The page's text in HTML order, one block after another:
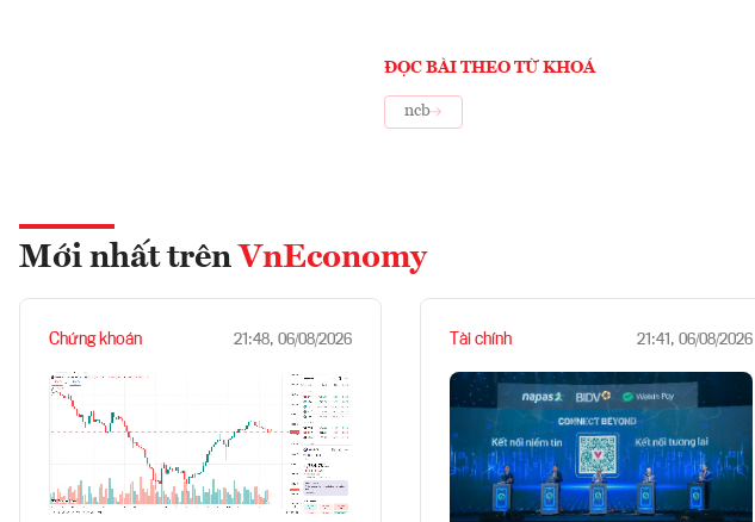
ĐỌC BÀI THEO TỪ KHOÁ
ncb
Mới nhất trên VnEconomy
Chứng khoán 21:48, 06/08/2026 Tài chính 21:41, 06/08/2026